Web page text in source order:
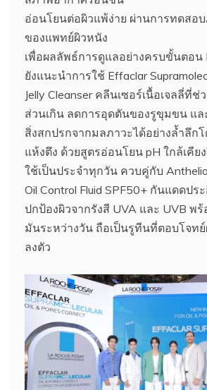
อ่อนโยนต่อผิวแพ้ง่าย ผ่านการทดสอ
ของแพทย์ผิวหนัง
เพื่อผลลัพธ์การดูแลอย่างครบขั้นตอน
ยังแนะนำการใช้ Effaclar
Jelly Cleanser คลีนเซอร์เนื้อเจลลี่ที่
ส่วนเกิน ลดการอุดตันของรูขุมขน แ
สิ่งสกปรกจากมลภาวะได้อย่างล้ำลึก
แห้งตึง ด้วยสูตรอ่อนโยน pH ใกล้เคีย
ใช้เป็นประจำทุกวัน ควบคู่กับ
Oil Control Fluid SPF50+ กันแดดป
ปกป้องผิวจากรังสี UVA และ UVB พ
มันระหว่างวัน ถือเป็นรูทีนที่ตอบโจท
ลงตัว